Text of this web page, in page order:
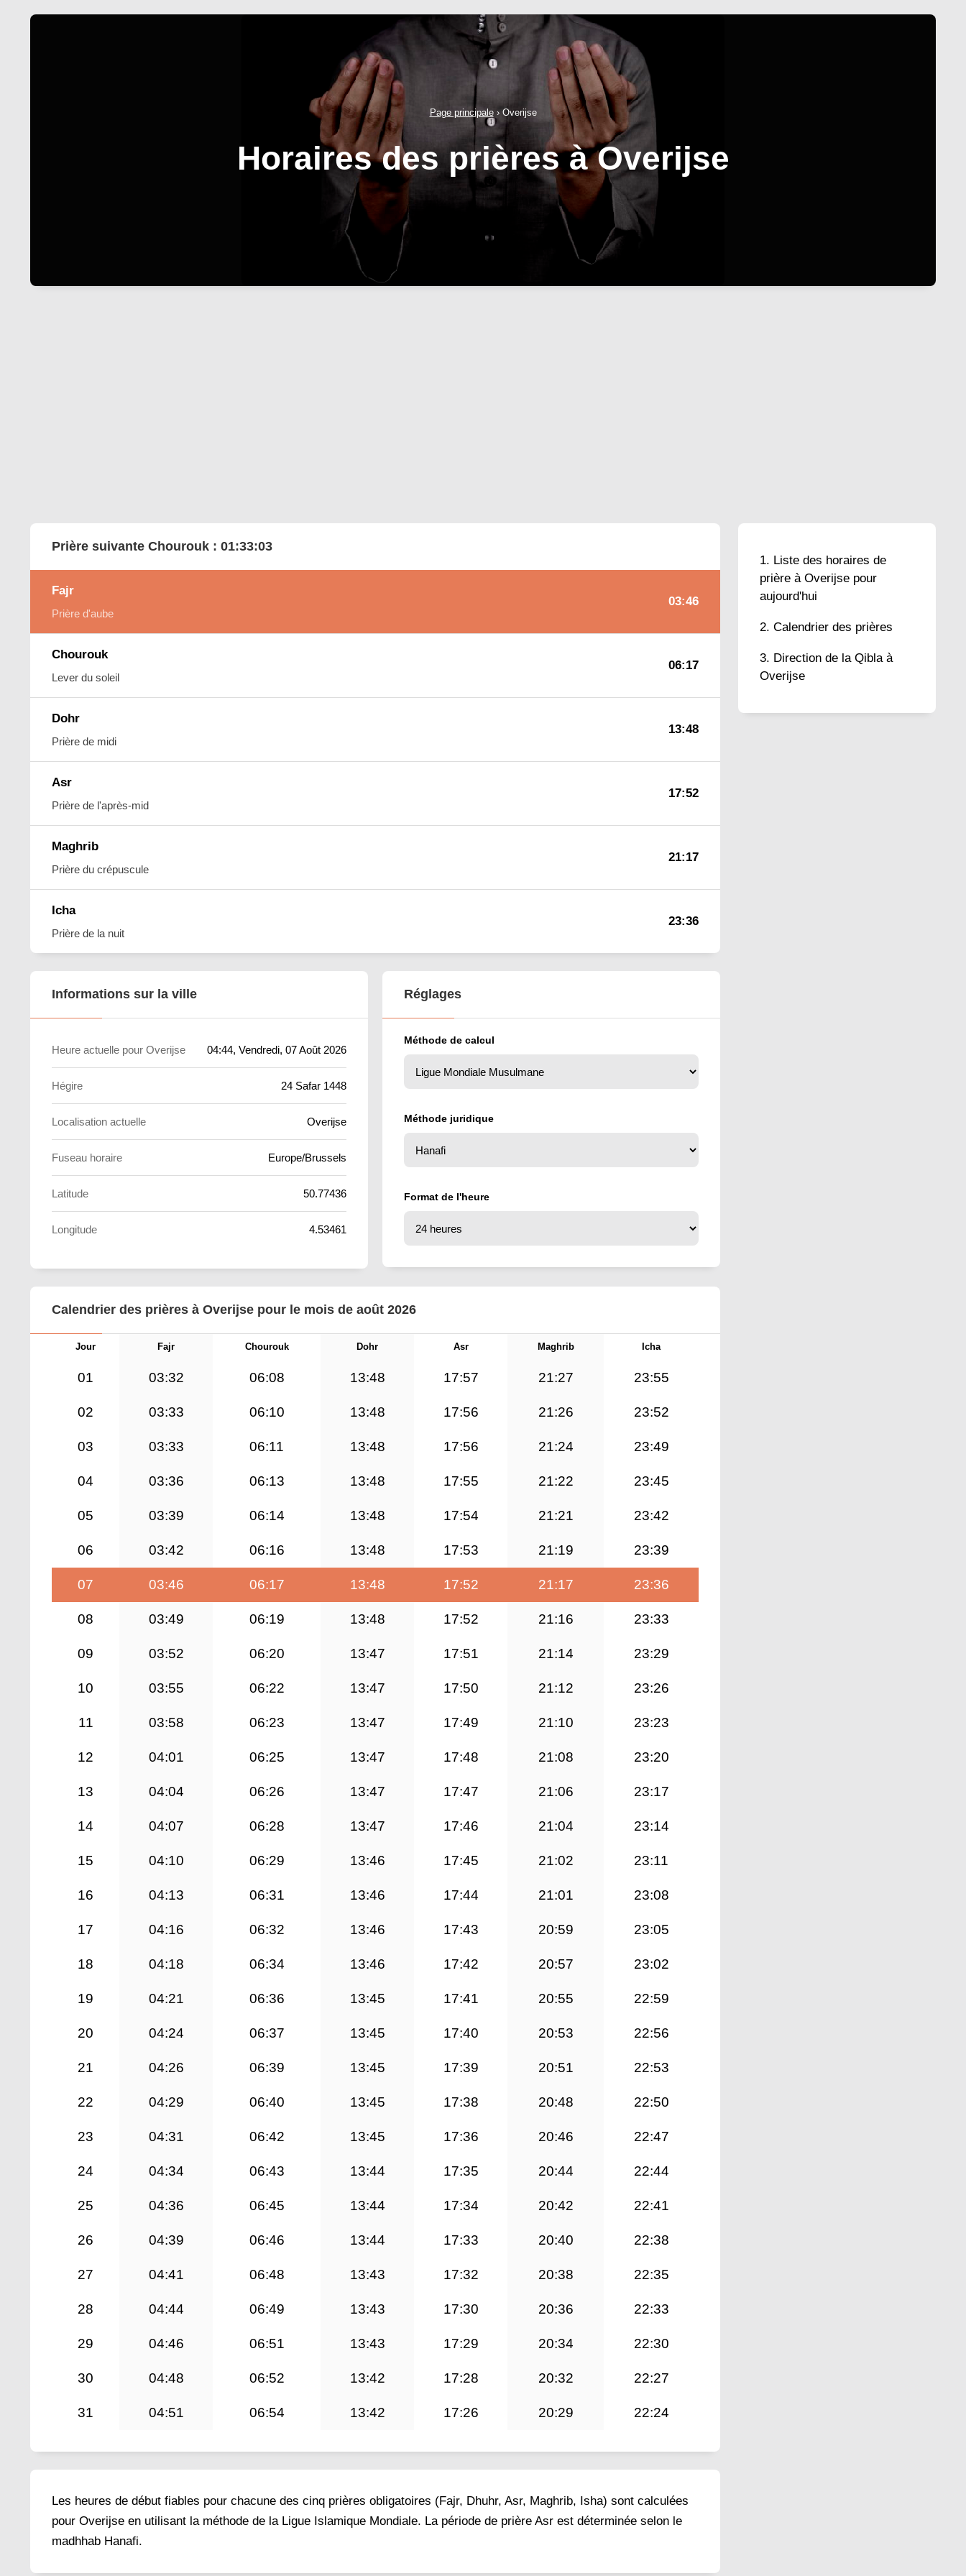
Page principale›Overijse
Horaires des prières à Overijse
Liste des horaires de
prière à Overijse pour
aujourd'hui
Calendrier des prières
Direction de la Qibla à
Overijse
Prière suivante Chourouk : 01:33:02
Fajr
Prière d'aube
03:46
Chourouk
Lever du soleil
06:17
Dohr
Prière de midi
13:48
Asr
Prière de l'après-mid
17:52
Maghrib
Prière du crépuscule
21:17
Icha
Prière de la nuit
23:36
Informations sur la ville
Heure actuelle pour Overijse 04:44, Vendredi, 07 Août 2026
Hégire 24 Safar 1448
Localisation actuelle Overijse
Fuseau horaire Europe/Brussels
Latitude 50.77436
Longitude 4.53461
Réglages
Méthode de calcul
Méthode juridique
Format de l'heure
Calendrier des prières à Overijse pour le mois de août 2026
Jour Fajr Chourouk Dohr Asr Maghrib Icha
01 03:32 06:08 13:48 17:57 21:27 23:55
02 03:33 06:10 13:48 17:56 21:26 23:52
03 03:33 06:11 13:48 17:56 21:24 23:49
04 03:36 06:13 13:48 17:55 21:22 23:45
05 03:39 06:14 13:48 17:54 21:21 23:42
06 03:42 06:16 13:48 17:53 21:19 23:39
07 03:46 06:17 13:48 17:52 21:17 23:36
08 03:49 06:19 13:48 17:52 21:16 23:33
09 03:52 06:20 13:47 17:51 21:14 23:29
10 03:55 06:22 13:47 17:50 21:12 23:26
11 03:58 06:23 13:47 17:49 21:10 23:23
12 04:01 06:25 13:47 17:48 21:08 23:20
13 04:04 06:26 13:47 17:47 21:06 23:17
14 04:07 06:28 13:47 17:46 21:04 23:14
15 04:10 06:29 13:46 17:45 21:02 23:11
16 04:13 06:31 13:46 17:44 21:01 23:08
17 04:16 06:32 13:46 17:43 20:59 23:05
18 04:18 06:34 13:46 17:42 20:57 23:02
19 04:21 06:36 13:45 17:41 20:55 22:59
20 04:24 06:37 13:45 17:40 20:53 22:56
21 04:26 06:39 13:45 17:39 20:51 22:53
22 04:29 06:40 13:45 17:38 20:48 22:50
23 04:31 06:42 13:45 17:36 20:46 22:47
24 04:34 06:43 13:44 17:35 20:44 22:44
25 04:36 06:45 13:44 17:34 20:42 22:41
26 04:39 06:46 13:44 17:33 20:40 22:38
27 04:41 06:48 13:43 17:32 20:38 22:35
28 04:44 06:49 13:43 17:30 20:36 22:33
29 04:46 06:51 13:43 17:29 20:34 22:30
30 04:48 06:52 13:42 17:28 20:32 22:27
31 04:51 06:54 13:42 17:26 20:29 22:24
Les heures de début fiables pour chacune des cinq prières obligatoires (Fajr, Dhuhr, Asr, Maghrib, Isha) sont calculées
pour Overijse en utilisant la méthode de la Ligue Islamique Mondiale. La période de prière Asr est déterminée selon le
madhhab Hanafi.